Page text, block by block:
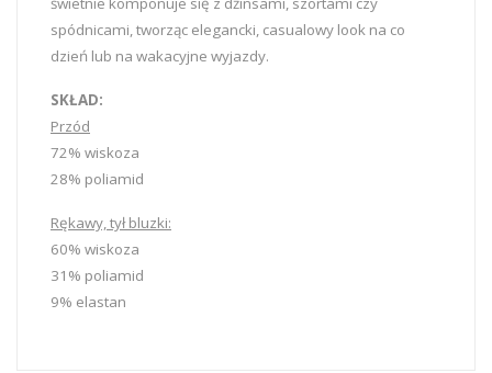
spódnicami, tworząc elegancki, casualowy look na co
dzień lub na wakacyjne wyjazdy.
SKŁAD:
Przód
72% wiskoza
28% poliamid
Rękawy, tył bluzki:
60% wiskoza
31% poliamid
9% elastan